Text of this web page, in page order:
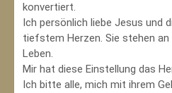
konvertiert.
Ich persönlich liebe Jesus und
tiefstem Herzen. Sie stehen
Leben.
Mir hat diese Einstellung das
Ich bitte alle, mich mit ihrem